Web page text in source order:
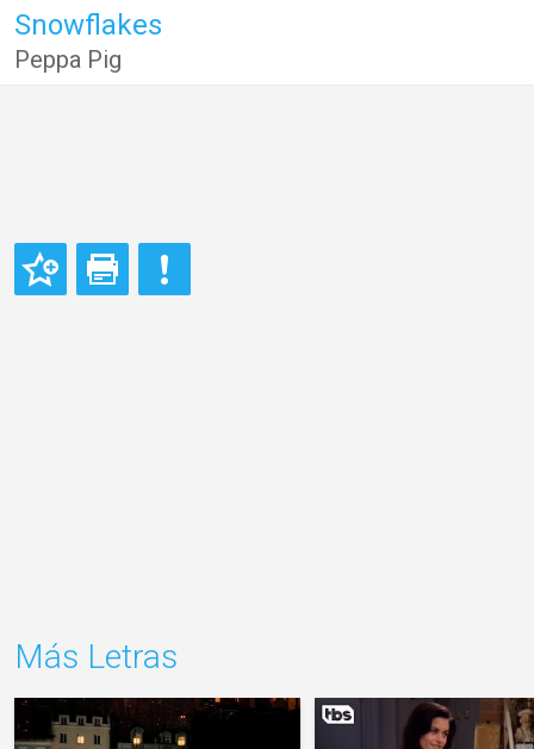
Snowflakes
Peppa Pig
Más Letras